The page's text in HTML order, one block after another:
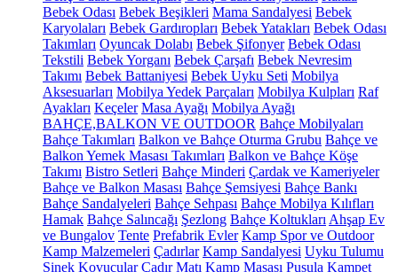
Bebek Odası Bebek Beşikleri Mama Sandalyesi Bebek
Karyolaları Bebek Gardıropları Bebek Yatakları Bebek Odası
Takımları Oyuncak Dolabı Bebek Şifonyer Bebek Odası
Tekstili Bebek Yorganı Bebek Çarşafı Bebek Nevresim
Takımı Bebek Battaniyesi Bebek Uyku Seti Mobilya
Aksesuarları Mobilya Yedek Parçaları Mobilya Kulpları Raf
Ayakları Keçeler Masa Ayağı Mobilya Ayağı
BAHÇE,BALKON VE OUTDOOR Bahçe Mobilyaları
Bahçe Takımları Balkon ve Bahçe Oturma Grubu Bahçe ve
Balkon Yemek Masası Takımları Balkon ve Bahçe Köşe
Takımı Bistro Setleri Bahçe Minderi Çardak ve Kameriyeler
Bahçe ve Balkon Masası Bahçe Şemsiyesi Bahçe Bankı
Bahçe Sandalyeleri Bahçe Sehpası Bahçe Mobilya Kılıfları
Hamak Bahçe Salıncağı Şezlong Bahçe Koltukları Ahşap Ev
ve Bungalov Tente Prefabrik Evler Kamp Spor ve Outdoor
Kamp Malzemeleri Çadırlar Kamp Sandalyesi Uyku Tulumu
Sinek Kovucular Çadır Matı Kamp Masası Pusula Kampet